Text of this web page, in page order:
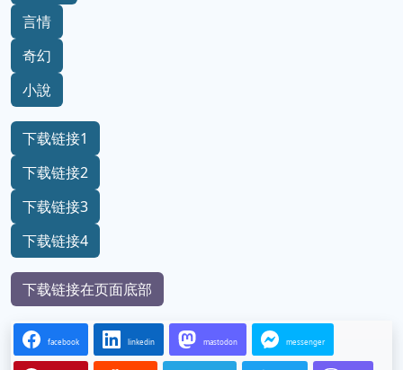
言情
奇幻
小說
下载链接1
下载链接2
下载链接3
下载链接4
下载链接在页面底部
facebook linkedin mastodon messenger